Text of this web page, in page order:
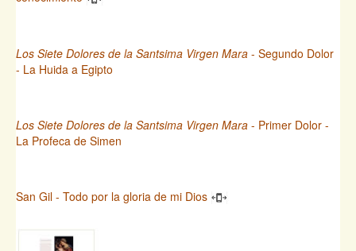
Los Siete Dolores de la Santsima Virgen Mara - Segundo Dolor
- La Huida a Egipto
Los Siete Dolores de la Santsima Virgen Mara - Primer Dolor -
La Profeca de Simen
San Gil - Todo por la gloria de mi Dios